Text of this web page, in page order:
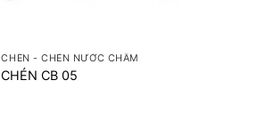
CHÉN - CHÉN NƯỚC CHẤM
CHÉN CB 05